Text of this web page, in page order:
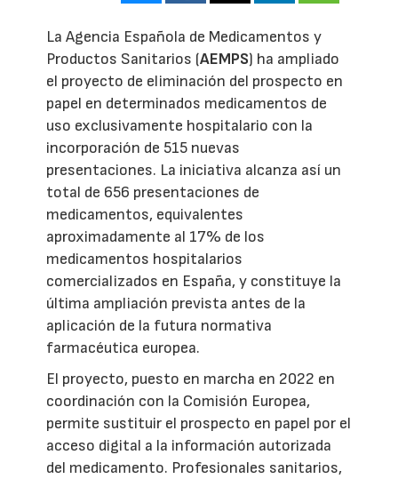
La Agencia Española de Medicamentos y
Productos Sanitarios (AEMPS) ha ampliado
el proyecto de eliminación del prospecto en
papel en determinados medicamentos de
uso exclusivamente hospitalario con la
incorporación de 515 nuevas
presentaciones. La iniciativa alcanza así un
total de 656 presentaciones de
medicamentos, equivalentes
aproximadamente al 17% de los
medicamentos hospitalarios
comercializados en España, y constituye la
última ampliación prevista antes de la
aplicación de la futura normativa
farmacéutica europea.
El proyecto, puesto en marcha en 2022 en
coordinación con la Comisión Europea,
permite sustituir el prospecto en papel por el
acceso digital a la información autorizada
del medicamento. Profesionales sanitarios,